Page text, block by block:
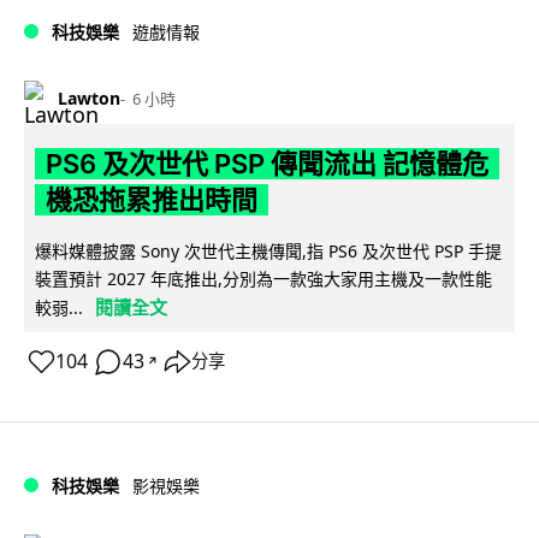
科技娛樂 遊戲情報
Lawton 6 小時
PS6 及次世代 PSP 傳聞流出 記憶體危
機恐拖累推出時間
爆料媒體披露 Sony 次世代主機傳聞,指 PS6 及次世代 PSP 手提
裝置預計 2027 年底推出,分別為一款強大家用主機及一款性能
較弱...
閱讀全文
104 43 ↗ 分享
科技娛樂 影視娛樂